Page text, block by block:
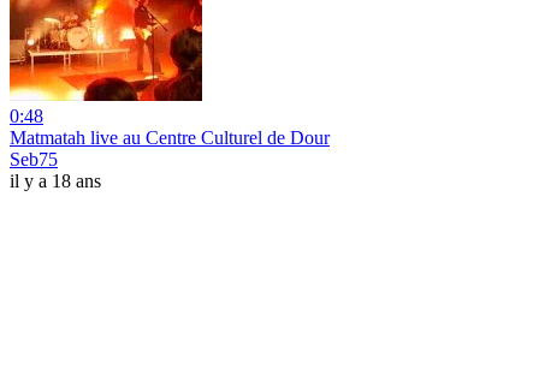
0:48
Matmatah live au Centre Culturel de Dour
Seb75
il y a 18 ans